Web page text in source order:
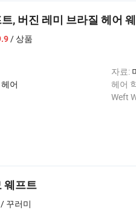
, 버진 레미 브라질 헤어
/ 상품
자료:
어 헤어
Weft
웨프트
/ 꾸러미